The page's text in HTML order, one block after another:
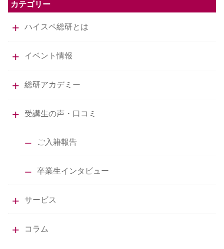
カテゴリー
ハイスペ総研とは
イベント情報
総研アカデミー
受講生の声・口コミ
ご入籍報告
卒業生インタビュー
サービス
コラム